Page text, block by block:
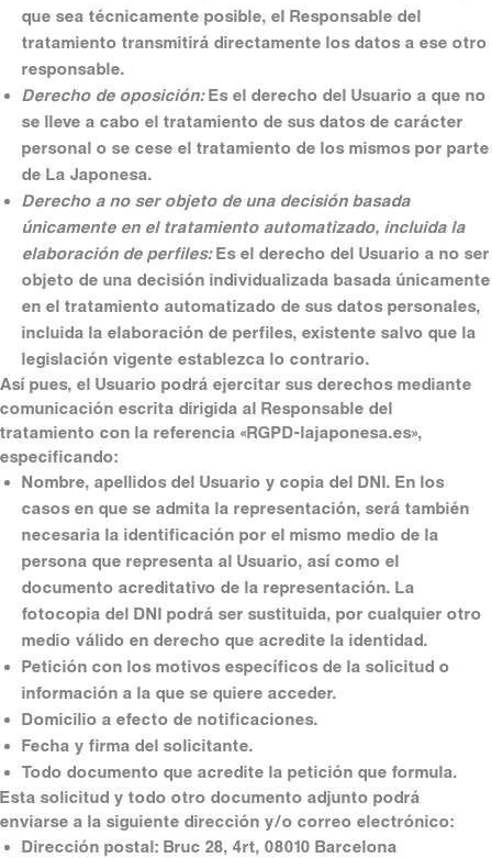
que sea técnicamente posible, el Responsable del
tratamiento transmitirá directamente los datos a ese otro
responsable.
Derecho de oposición:Es el derecho del Usuario a que no
se lleve a cabo el tratamiento de sus datos de carácter
personal o se cese el tratamiento de los mismos por parte
de La Japonesa.
Derecho a no ser objeto de una decisión basada
únicamente en el tratamiento automatizado, incluida la
elaboración de perfiles:Es el derecho del Usuario a no ser
objeto de una decisión individualizada basada únicamente
en el tratamiento automatizado de sus datos personales,
incluida la elaboración de perfiles, existente salvo que la
legislación vigente establezca lo contrario.
Así pues, el Usuario podrá ejercitar sus derechos mediante
comunicación escrita dirigida al Responsable del
tratamiento con la referencia «RGPD-lajaponesa.es»,
especificando:
Nombre, apellidos del Usuario y copia del DNI. En los
casos en que se admita la representación, será también
necesaria la identificación por el mismo medio de la
persona que representa al Usuario, así como el
documento acreditativo de la representación. La
fotocopia del DNI podrá ser sustituida, por cualquier otro
medio válido en derecho que acredite la identidad.
Petición con los motivos específicos de la solicitud o
información a la que se quiere acceder.
Domicilio a efecto de notificaciones.
Fecha y firma del solicitante.
Todo documento que acredite la petición que formula.
Esta solicitud y todo otro documento adjunto podrá
enviarse a la siguiente dirección y/o correo electrónico:
Dirección postal: Bruc 28, 4rt, 08010 Barcelona